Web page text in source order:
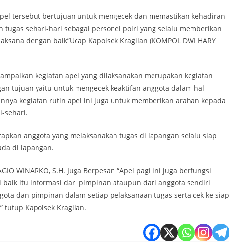
tersebut bertujuan untuk mengecek dan memastikan kehadiran
tugas sehari-hari sebagai personel polri yang selalu memberikan
dengan baik”Ucap Kapolsek Kragilan (KOMPOL DWI HARY
kegiatan apel yang dilaksanakan merupakan kegiatan
tujuan yaitu untuk mengecek keaktifan anggota dalam hal
kegiatan rutin apel ini juga untuk memberikan arahan kepada
sehari.
anggota yang melaksanakan tugas di lapangan selalu siap
di lapangan.
WINARKO, S.H. Juga Berpesan “Apel pagi ini juga berfungsi
itu informasi dari pimpinan ataupun dari anggota sendiri
dan pimpinan dalam setiap pelaksanaan tugas serta cek ke siap
tutup Kapolsek Kragilan.